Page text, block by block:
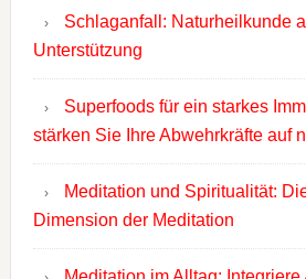
Schlaganfall: Naturheilkunde
Unterstützung
Superfoods für ein starkes
stärken Sie Ihre Abwehrkräfte auf
Meditation und Spiritualität:
Dimension der Meditation